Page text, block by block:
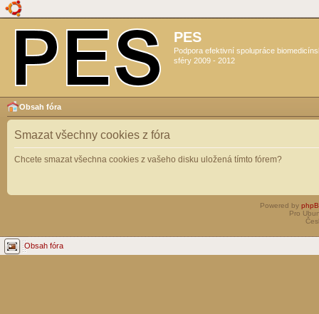
PES
Podpora efektivní spolupráce
sféry 2009 - 2012
Obsah fóra
Smazat všechny cookies z fóra
Chcete smazat všechna cookies z vašeho disku uložená tímto fórem?
Powered by
Pro
Obsah fóra